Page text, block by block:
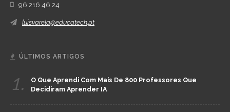
96 216 46 24
luisvarela@educatech.pt
ÚLTIMOS ARTIGOS
1.
O Que Aprendi Com Mais De 800 Professores Que
Decidiram Aprender IA